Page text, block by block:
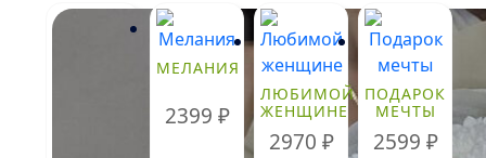
МЕЛАНИЯ
2399 ₽
ЛЮБИМОЙ
ЖЕНЩИНЕ
2970 ₽
ПОДАРОК
МЕЧТЫ
2599 ₽